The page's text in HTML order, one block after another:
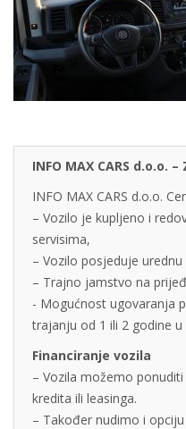
INFO MAX CARS d.o.o. –
INFO MAX CARS d.o.o.
– Vozilo je kupljeno i
servisima,
– Vozilo posjeduje
– Trajno jamstvo na
- Mogućnost ugovaranja
trajanju od 1 ili 2 godine u
Financiranje vozila
– Vozila možemo
kredita ili leasinga.
– Također nudimo i opciju